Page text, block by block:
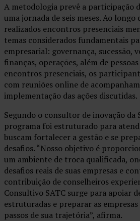
A metodologia prevê a participação
uma jornada de seis meses. Ao
realizados encontros presenciais
temas considerados fundamentais
empresarial: governança, sucessão,
finanças, operações, além de
encontros presenciais, os
com reuniões online de
implementação das ações discutidas.
Segundo o consultor de inovação da
programa foi estruturado para
buscam fortalecer a gestão e se
desafios. “Nosso objetivo é
um ambiente de troca qualificada,
desafios reais de suas empresas e
contribuição de conselheiros
Consultivo SATC surge para apoiar
estruturadas e preparar as
passos de sua trajetória”, afirma.